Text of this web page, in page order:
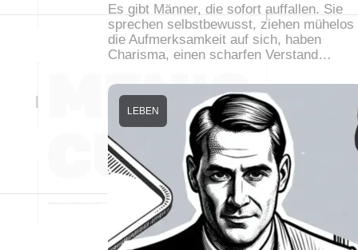
Es gibt Männer, die sofort auffallen. Sie
sprechen selbstbewusst, ziehen mühelos
die Aufmerksamkeit auf sich, haben
Charisma, einen scharfen Verstand…
LEBEN